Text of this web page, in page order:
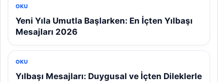
OKU
Yeni Yıla Umutla Başlarken: En İçten Yılbaşı
Mesajları 2026
OKU
Yılbaşı Mesajları: Duygusal ve İçten Dileklerle